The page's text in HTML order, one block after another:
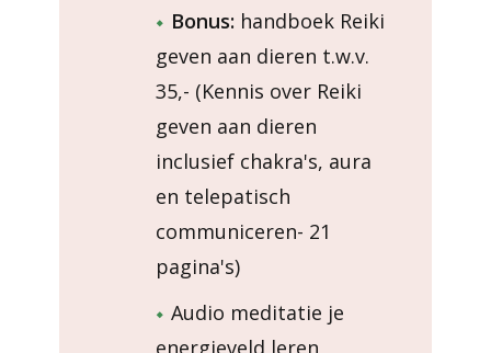
Bonus: handboek Reiki
geven aan dieren t.w.v.
35,- (Kennis over Reiki
geven aan dieren
inclusief chakra's, aura
en telepatisch
communiceren- 21
pagina's)
Audio meditatie je